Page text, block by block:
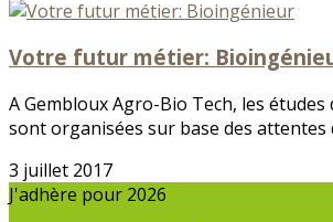
Votre futur métier:
A Gembloux Agro-Bio Tech, les
sont organisées sur base des attentes
3 juillet 2017
J'adhère pour 2026